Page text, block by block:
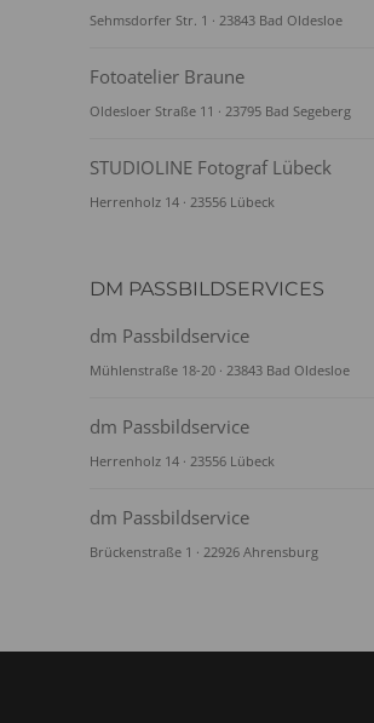
Sehmsdorfer Str. 1 · 23843 Bad Oldesloe
Fotoatelier Braune
Oldesloer Straße 11 · 23795 Bad Segeberg
STUDIOLINE Fotograf Lübeck
Herrenholz 14 · 23556 Lübeck
DM PASSBILDSERVICES
dm Passbildservice
Mühlenstraße 18-20 · 23843 Bad Oldesloe
dm Passbildservice
Herrenholz 14 · 23556 Lübeck
dm Passbildservice
Brückenstraße 1 · 22926 Ahrensburg